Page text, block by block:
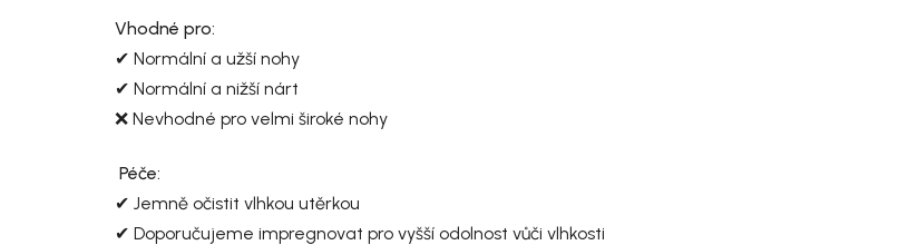
Vhodné pro:
✔ Normální a užší nohy
✔ Normální a nižší nárt
❌ Nevhodné pro velmi široké nohy
Péče:
✔ Jemně očistit vlhkou utěrkou
✔ Doporučujeme impregnovat pro vyšší odolnost vůči vlhkosti